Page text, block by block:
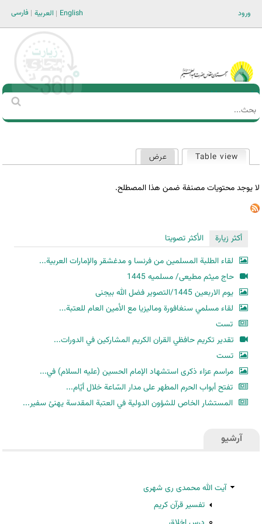
ورود فارسی العربية English
Main men-AR
استمارة
‏
الأساسية
Table view(علامة التبويب النشطة)
عرض
لا يوجد محتويات مصنفة ضمن هذا المصطلح.
أكثر زيارة
الأكثر تصويتا
لقاء الطلبة المسلمين من فرنسا و مدغشقر والإمارات العربية...
حاج میثم مطیعی/ مسلمیه 1445
یوم الاربعین 1445/التصویر فضل الله بیجنی
لقاء مسلمي سنغافورة وماليزيا مع الأمين العام للعتبة...
تست
تقدير تكريم حافظي القران الكريم المشاركين في الدورات...
تست
مراسم عزاء ذكرى استشهاد الإمام الحسين (عليه السلام) في...
تفتح أبواب الحرم المطهر على مدار السّاعة خلال أيّام...
المستشار الخاص للشؤون الدولية في العتبة المقدسة يهنئ سفير...
آرشیو
آیت الله محمدی ری شهری
تفسیر قرآن کریم